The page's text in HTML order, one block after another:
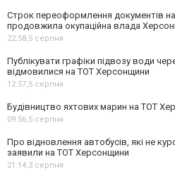
Строк переоформлення документів
продовжила окупаційна влада
22:58, 5 серпня
Публікувати графіки підвозу води
відмовилися на ТОТ Херсонщини
12:57, 5 серпня
Будівництво яхтових марин на ТОТ
09:56, 5 серпня
Про відновлення автобусів, які не
заявили на ТОТ Херсонщини
21:14, 3 серпня